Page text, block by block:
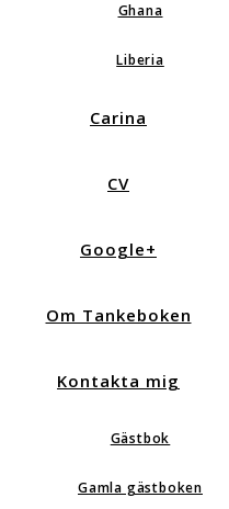
Ghana
Liberia
Carina
CV
Google+
Om Tankeboken
Kontakta mig
Gästbok
Gamla gästboken